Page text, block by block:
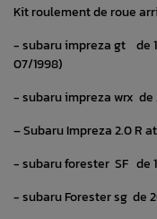
Kit roulement de roue
- subaru impreza gt de
07/1998)
- subaru impreza wrx de
– Subaru Impreza 2.0 R
- subaru forester SF de
- subaru Forester sg de